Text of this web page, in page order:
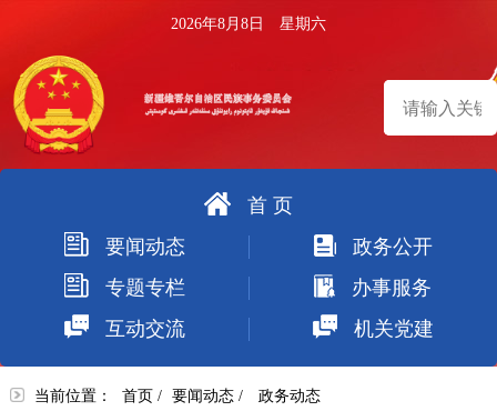
2026年8月8日 星期六
索
首 页
要闻动态
政务公开
专题专栏
办事服务
互动交流
机关党建
当前位置： 首页 / 要闻动态/ 政务动态